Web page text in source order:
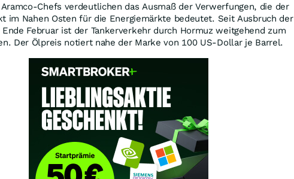
Aramco-Chefs verdeutlichen das Ausmaß der Verwerfungen, die der
im Nahen Osten für die Energiemärkte bedeutet. Seit Ausbruch der
Ende Februar ist der Tankerverkehr durch Hormuz weitgehend zum
Der Ölpreis notiert nahe der Marke von 100 US-Dollar je Barrel.